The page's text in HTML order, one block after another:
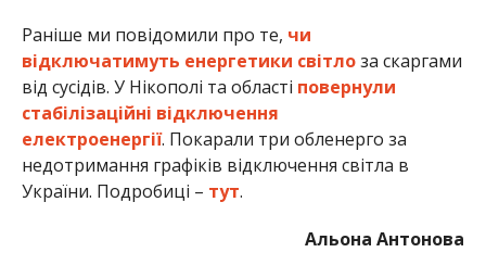
Раніше ми повідомили про те, чи
відключатимуть енергетики світлоза скаргами
від сусідів. У Нікополі та області повернули
стабілізаційні відключення
електроенергії. Покарали три обленерго за
недотримання графіків відключення світла в
України. Подробиці – тут.
Альона Антонова